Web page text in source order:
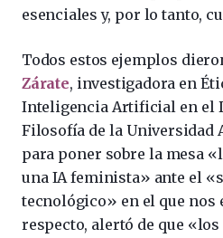
esenciales y, por lo tanto,
Todos estos ejemplos
Zárate, investigadora en
Inteligencia Artificial en el
Filosofía de la Universidad
para poner sobre la mesa
una IA feminista» ante el
tecnológico» en el que nos
respecto, alertó de que